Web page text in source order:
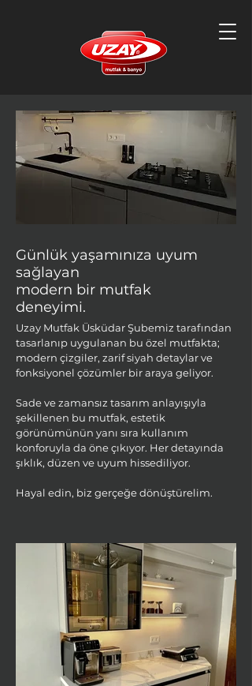
Günlük yaşamınıza uyum
sağlayan
modern bir mutfak
deneyimi.
Uzay Mutfak Üsküdar Şubemiz tarafından
tasarlanıp uygulanan bu özel mutfakta;
modern çizgiler, zarif siyah detaylar ve
fonksiyonel çözümler bir araya geliyor.
Sade ve zamansız tasarım anlayışıyla
şekillenen bu mutfak, estetik
görünümünün yanı sıra kullanım
konforuyla da öne çıkıyor. Her detayında
şıklık, düzen ve uyum hissediliyor.
Hayal edin, biz gerçeğe dönüştürelim.